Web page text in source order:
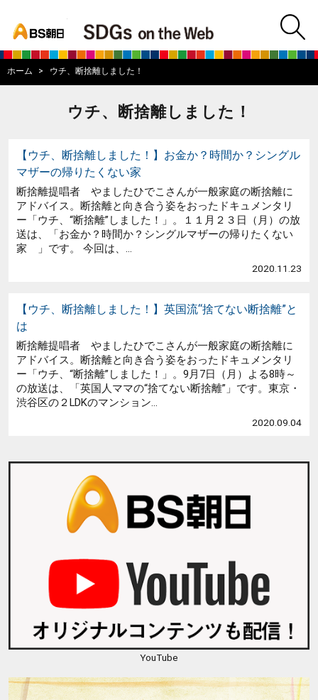
BS朝日SDGs
ホーム ウチ、断捨離しました！
ウチ、断捨離しました！
【ウチ、断捨離しました！】お金か？時間か？シングル
マザーの帰りたくない家
断捨離提唱者 やましたひでこさんが一般家庭の断捨離に
アドバイス。断捨離と向き合う姿をおったドキュメンタリ
ー「ウチ、“断捨離”しました！」。１１月２３日（月）の放
送は、「お金か？時間か？シングルマザーの帰りたくない
家 」です。 今回は、...
2020.11.23
【ウチ、断捨離しました！】英国流“捨てない断捨離”と
は
断捨離提唱者 やましたひでこさんが一般家庭の断捨離に
アドバイス。断捨離と向き合う姿をおったドキュメンタリ
ー「ウチ、“断捨離”しました！」。9月7日（月）よる8時～
の放送は、「英国人ママの“捨てない断捨離”」です。東京・
渋谷区の２LDKのマンション...
2020.09.04
YouTube